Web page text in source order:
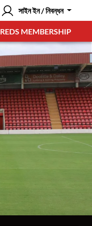
সাইন ইন / নিবন্ধন
REDS MEMBERSHIP